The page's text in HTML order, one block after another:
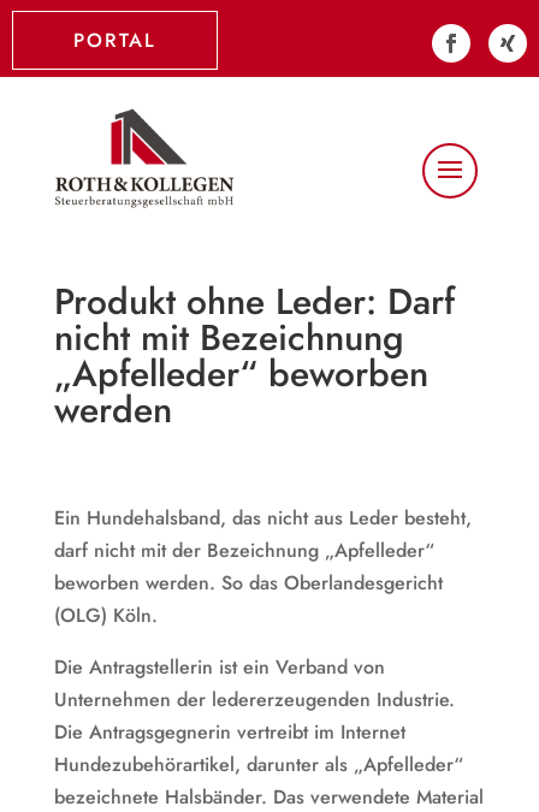
PORTAL
Produkt ohne Leder: Darf
nicht mit Bezeichnung
„Apfelleder“ beworben
werden
Ein Hundehalsband, das nicht aus Leder besteht,
darf nicht mit der Bezeichnung „Apfelleder“
beworben werden. So das Oberlandesgericht
(OLG) Köln.
Die Antragstellerin ist ein Verband von
Unternehmen der ledererzeugenden Industrie.
Die Antragsgegnerin vertreibt im Internet
Hundezubehörartikel, darunter als „Apfelleder“
bezeichnete Halsbänder. Das verwendete Material